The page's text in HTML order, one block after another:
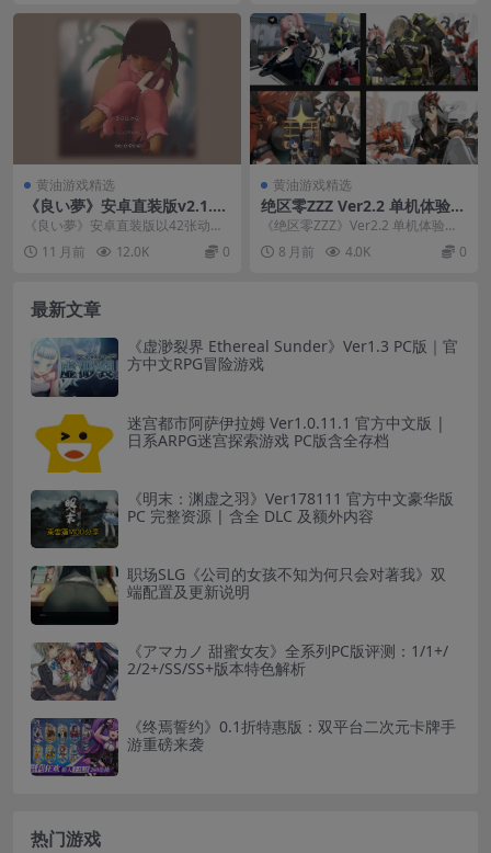
黄油游戏精选
《良い夢》安卓直装版v2.1.3
全面评测：42张动态CG+11条
支线的跨次元SLG
《良い夢》安卓直装版以42张动态
CG、11条隐藏支线及全程日配中文
字幕，重新定义...
11 月前 12.0K 0
黄油游戏精选
绝区零ZZZ Ver2.2 单机体验版
+自定义模组整合｜免联网即
玩｜79G绿色资源
《绝区零ZZZ》Ver2.2 单机体验版
现已推出，整合全套自定义模组，
资源体积7...
8 月前 4.0K 0
最新文章
《虚渺裂界 Ethereal Sunder》Ver1.3 PC版｜官
方中文RPG冒险游戏
迷宫都市阿萨伊拉姆 Ver1.0.11.1 官方中文版 |
日系ARPG迷宫探索游戏 PC版含全存档
《明末：渊虚之羽》Ver178111 官方中文豪华版
PC 完整资源 | 含全 DLC 及额外内容
职场SLG《公司的女孩不知为何只会对著我》双
端配置及更新说明
《アマカノ 甜蜜女友》全系列PC版评测：1/1+/
2/2+/SS/SS+版本特色解析
《终焉誓约》0.1折特惠版：双平台二次元卡牌手
游重磅来袭
热门游戏